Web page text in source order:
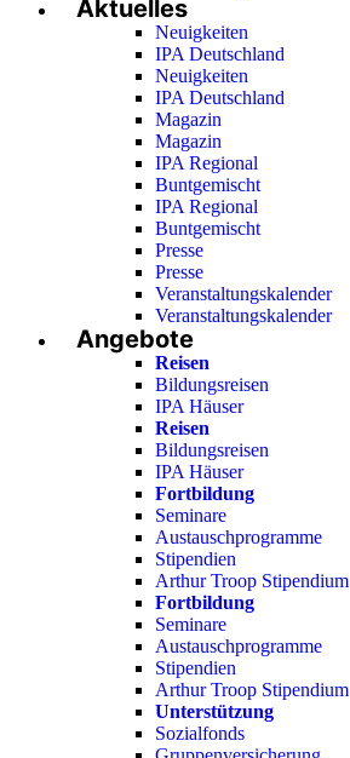
Aktuelles
Neuigkeiten
IPA Deutschland
Neuigkeiten
IPA Deutschland
Magazin
Magazin
IPA Regional
Buntgemischt
IPA Regional
Buntgemischt
Presse
Presse
Veranstaltungskalender
Veranstaltungskalender
Angebote
Reisen
Bildungsreisen
IPA Häuser
Reisen
Bildungsreisen
IPA Häuser
Fortbildung
Seminare
Austauschprogramme
Stipendien
Arthur Troop Stipendium
Fortbildung
Seminare
Austauschprogramme
Stipendien
Arthur Troop Stipendium
Unterstützung
Sozialfonds